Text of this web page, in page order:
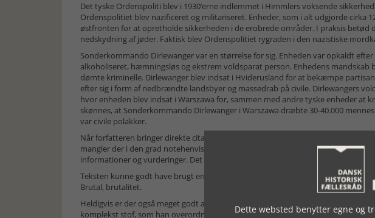
Det tyske Ordenspoliti blev i 1930’erne indlemmet i Himmlers voksende
Ordenspolitiet blev nazificeret og militariseret. Enheder, som i alt udgjorde cirka
østfronten for at opretholde sikkerheden i de erobrede områder. I praksis betød
nedskydning af jøder. Faktisk blev Ordenspolitiet rygraden i den nazistiske
Sonderkommando Dirlewanger var en størrelse for sig. Enheden var opkaldt efter
alkoholiseret, hæmningsløs og ekstrem voldsparat person. Enhedens mandskab
dømte kriminelle. Dirlewanger blev indsat i Hviderusland for at bekæmpe
efter sig i form af nedbrændte landsbyer og massedrab på civile. Dirlewangers
hvor enheden blev indsat i Warszawa for, sammen med andre tyske enheder at
skønnes, at Sonderkommando Dirlewanger i Warszawa dræbte 30-40.000
var civile polakker.
Når forfatteren bringer direkte citater og tal bringes altid en notehenvisning. Men
mangler der i den grad notehenvisninger. Det betyder, at læseren tit og ofte ikke
informationer og vurderinger. Det er en åbenlys mangel ved bogen.
Teksten kunne godt have brugt en opstramning. Der er en del gentagelser. Og et
Brutal, brutalitet.
Heldigvis er der også meget godt at sige om bogen. Van Engeland har tydeligvis
komplekst stof, som han overordnet set formidler på glimrende vis. Dermed
Dette websted benytter egne og